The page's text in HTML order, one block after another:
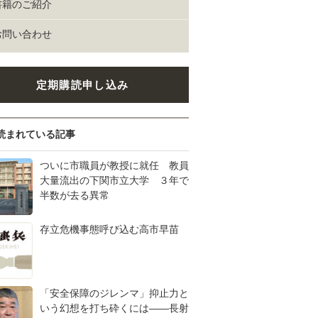
籍のご紹介
問い合わせ
定期購読申し込み
まれている記事
ついに市職員が教授に就任 教員
大量流出の下関市立大学 ３年で
半数が去る異常
存立危機事態呼び込む高市早苗
「安全保障のジレンマ」抑止力と
いう幻想を打ち砕くには――長射